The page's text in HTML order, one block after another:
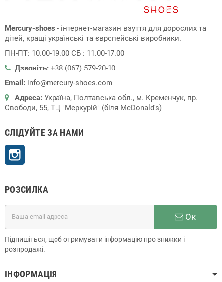
Mercury-shoes - інтернет-магазин взуття для дорослих та
дітей, кращі українські та європейські виробники.
ПН-ПТ: 10.00-19.00 СБ : 11.00-17.00
Дзвоніть: +38 (067) 579-20-10
Email: info@mercury-shoes.com
Адреса: Україна, Полтавська обл., м. Кременчук, пр.
Свободи, 55, ТЦ "Меркурій" (біля McDonald's)
СЛІДУЙТЕ ЗА НАМИ
РОЗСИЛКА
Ок
Підпишіться, щоб отримувати інформацію про знижки і
розпродажі.
ІНФОРМАЦІЯ